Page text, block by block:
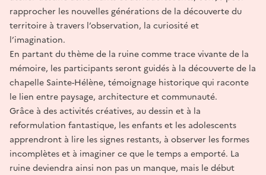
rapprocher les nouvelles générations de la découverte du
territoire à travers l’observation, la curiosité et
l’imagination.
En partant du thème de la ruine comme trace vivante de la
mémoire, les participants seront guidés à la découverte de la
chapelle Sainte-Hélène, témoignage historique qui raconte
le lien entre paysage, architecture et communauté.
Grâce à des activités créatives, au dessin et à la
reformulation fantastique, les enfants et les adolescents
apprendront à lire les signes restants, à observer les formes
incomplètes et à imaginer ce que le temps a emporté. La
ruine deviendra ainsi non pas un manque, mais le début